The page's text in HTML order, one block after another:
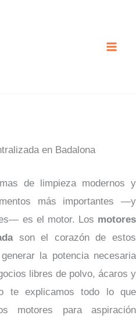
en Badalona
de limpieza modernos y
más importantes —y
es el motor. Los motores
son el corazón de estos
la potencia necesaria
libres de polvo, ácaros y
te explicamos todo lo que
motores para aspiración